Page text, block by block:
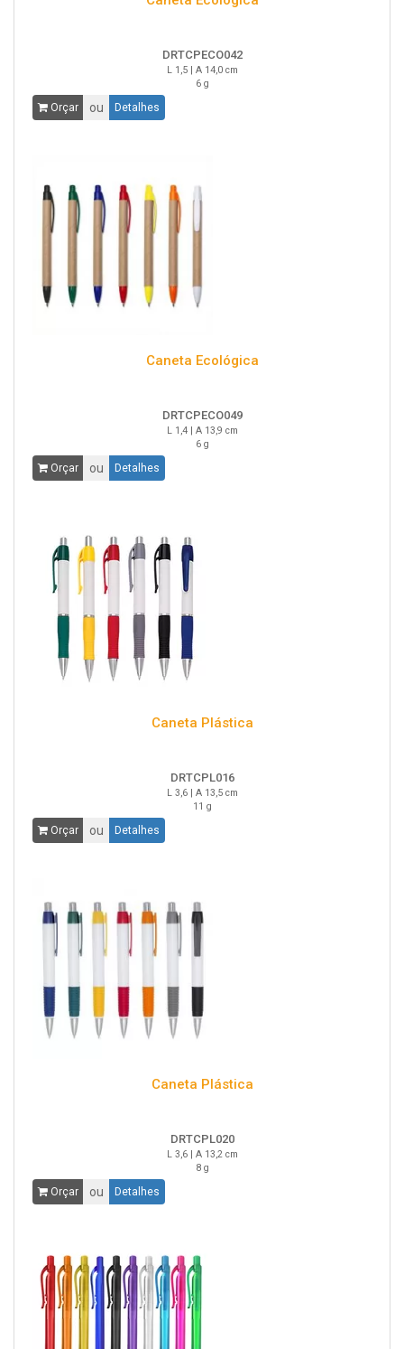
DRTCPECO042
L 1,5 | A 14,0 cm
6 g
Orçar ou Detalhes
Caneta Ecológica
DRTCPECO049
L 1,4 | A 13,9 cm
6 g
Orçar ou Detalhes
Caneta Plástica
DRTCPL016
L 3,6 | A 13,5 cm
11 g
Orçar ou Detalhes
Caneta Plástica
DRTCPL020
L 3,6 | A 13,2 cm
8 g
Orçar ou Detalhes